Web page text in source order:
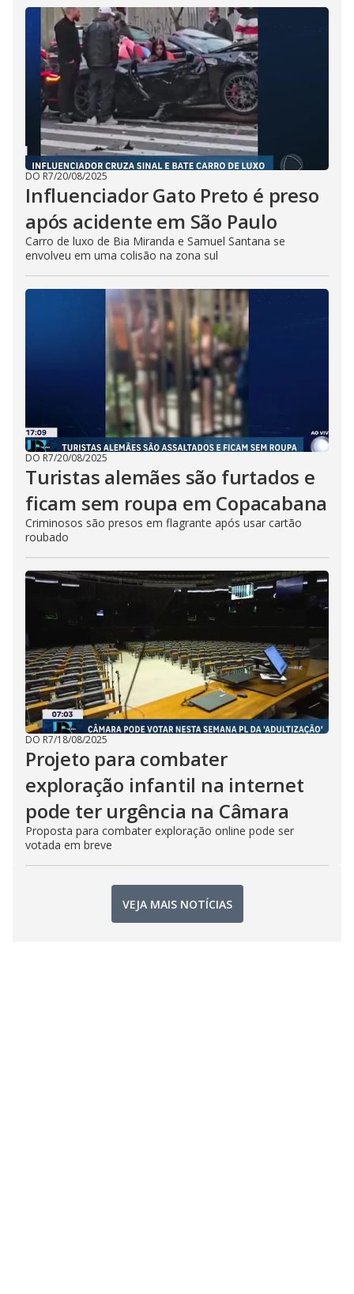
DO R7/20/08/2025
Influenciador Gato Preto é preso
após acidente em São Paulo
Carro de luxo de Bia Miranda e Samuel Santana se
envolveu em uma colisão na zona sul
DO R7/20/08/2025
Turistas alemães são furtados e
ficam sem roupa em Copacabana
Criminosos são presos em flagrante após usar cartão
roubado
DO R7/18/08/2025
Projeto para combater
exploração infantil na internet
pode ter urgência na Câmara
Proposta para combater exploração online pode ser
votada em breve
VEJA MAIS NOTÍCIAS